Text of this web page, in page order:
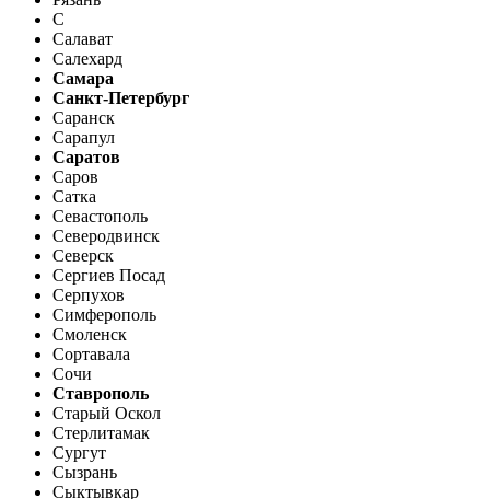
С
Салават
Салехард
Самара
Санкт-Петербург
Саранск
Сарапул
Саратов
Саров
Сатка
Севастополь
Северодвинск
Северск
Сергиев Посад
Серпухов
Симферополь
Смоленск
Сортавала
Сочи
Ставрополь
Старый Оскол
Стерлитамак
Сургут
Сызрань
Сыктывкар